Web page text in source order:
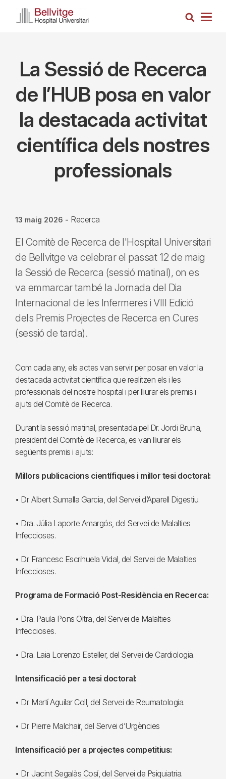
Cerca
La Sessió de Recerca
de l’HUB posa en valor
la destacada activitat
científica dels nostres
professionals
13 maig 2026 - Recerca
El Comitè de Recerca de l'Hospital Universitari
de Bellvitge va celebrar el passat 12 de maig
la Sessió de Recerca (sessió matinal), on es
va emmarcar també la Jornada del Dia
Internacional de les Infermeres i VIII Edició
dels Premis Projectes de Recerca en Cures
(sessió de tarda).
Com cada any, els actes van servir per posar en valor la
destacada activitat científica que realitzen els i les
professionals del nostre hospital i per lliurar els premis i
ajuts del Comitè de Recerca.
Durant la sessió matinal, presentada pel Dr. Jordi Bruna,
president del Comitè de Recerca, es van lliurar els
següents premis i ajuts:
Millors publicacions científiques i millor tesi doctoral:
• Dr. Albert Sumalla Garcia, del Servei d’Aparell Digestiu.
• Dra. Júlia Laporte Amargós, del Servei de Malalties
Infeccioses.
• Dr. Francesc Escrihuela Vidal, del Servei de Malalties
Infeccioses.
Programa de Formació Post-Residència en Recerca:
• Dra. Paula Pons Oltra, del Servei de Malalties
Infeccioses.
• Dra. Laia Lorenzo Esteller, del Servei de Cardiologia.
Intensificació per a tesi doctoral:
• Dr. Martí Aguilar Coll, del Servei de Reumatologia.
• Dr. Pierre Malchair, del Servei d’Urgències
Intensificació per a projectes competitius:
• Dr. Jacint Segalàs Cosí, del Servei de Psiquiatria.